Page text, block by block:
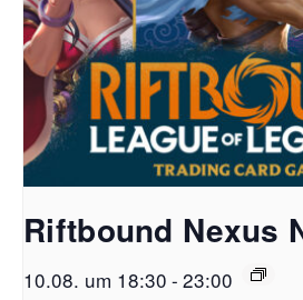
Riftbound Nexus
10.08. um 18:30 - 23:00